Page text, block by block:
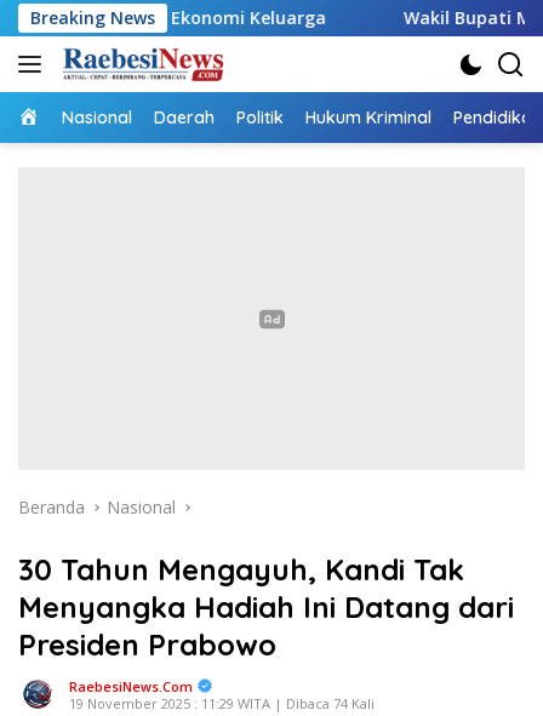
Langsung
ke
konten
Breaking News
Keluarga Wakil Bupati Malaka HMS Tinjau
Home
Nasional Daerah Politik Hukum Kriminal Pendidikan
Beranda Nasional
30 Tahun Mengayuh, Kandi Tak
Menyangka Hadiah Ini Datang dari
Presiden Prabowo
RaebesiNews.Com
19 November 2025 : 11:29 WITA | Dibaca 74 Kali